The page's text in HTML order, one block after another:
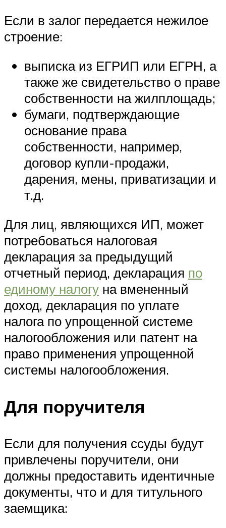
Если в залог передается нежилое
строение:
выписка из ЕГРИП или ЕГРН, а
также же свидетельство о праве
собственности на жилплощадь;
бумаги, подтверждающие
основание права
собственности, например,
договор купли-продажи,
дарения, мены, приватизации и
т.д.
Для лиц, являющихся ИП, может
потребоваться налоговая
декларация за предыдущий
отчетный период, декларация по
единому налогу на вмененный
доход, декларация по уплате
налога по упрощенной системе
налогообложения или патент на
право применения упрощенной
системы налогообложения.
Для поручителя
Если для получения ссуды будут
привлечены поручители, они
должны предоставить идентичные
документы, что и для титульного
заемщика: